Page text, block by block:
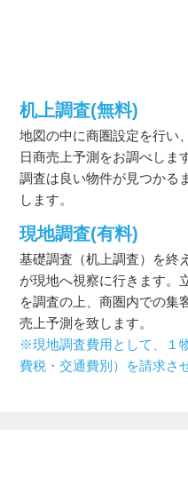
机上調査(無料)
地図の中に商圏設定を行い
日商売上予測をお調べしま
調査は良い物件が見つかる
します。
現地調査(有料)
基礎調査（机上調査）を終
が現地へ視察に行きます。
を調査の上、商圏内での集
売上予測を致します。
※現地調査費用として、１
費税・交通費別）を請求さ